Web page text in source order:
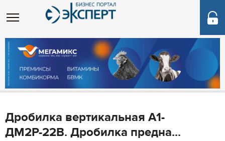
Дробилка вертикальная А1-
ДМ2Р-22В. Дробилка предна...